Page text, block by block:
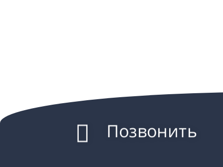
Позвонить